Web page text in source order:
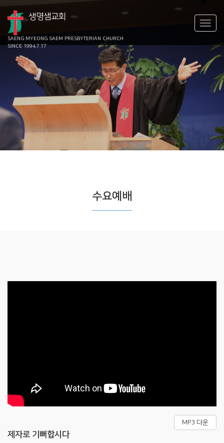
생명샘교회
SAENG MYEONG SAEM PRESBYTERIAN CHURCH
SINCE 1994.7.17
수요예배
MP3 다운
제자로 기뻐합시다